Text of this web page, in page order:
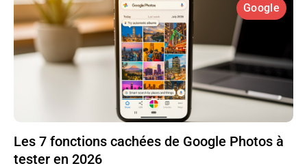
Google
Les 7 fonctions cachées de Google Photos à
tester en 2026